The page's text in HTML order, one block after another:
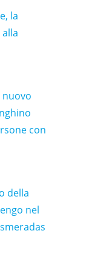
la
nuovo
con
della
nel